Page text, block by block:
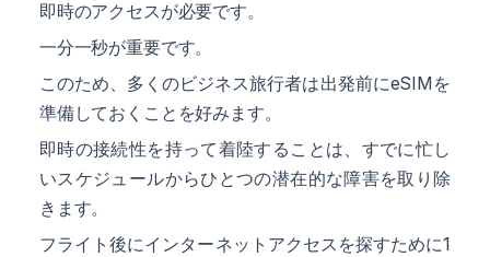
即時のアクセスが必要です。
一分一秒が重要です。
このため、多くのビジネス旅行者は出発前にeSIMを
準備しておくことを好みます。
即時の接続性を持って着陸することは、すでに忙し
いスケジュールからひとつの潜在的な障害を取り除
きます。
フライト後にインターネットアクセスを探すために1